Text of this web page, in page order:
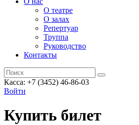
О театре
О залах
Репертуар
Труппа
Руководство
Контакты
Касса: +7 (3452) 46-86-03
Войти
Купить билет